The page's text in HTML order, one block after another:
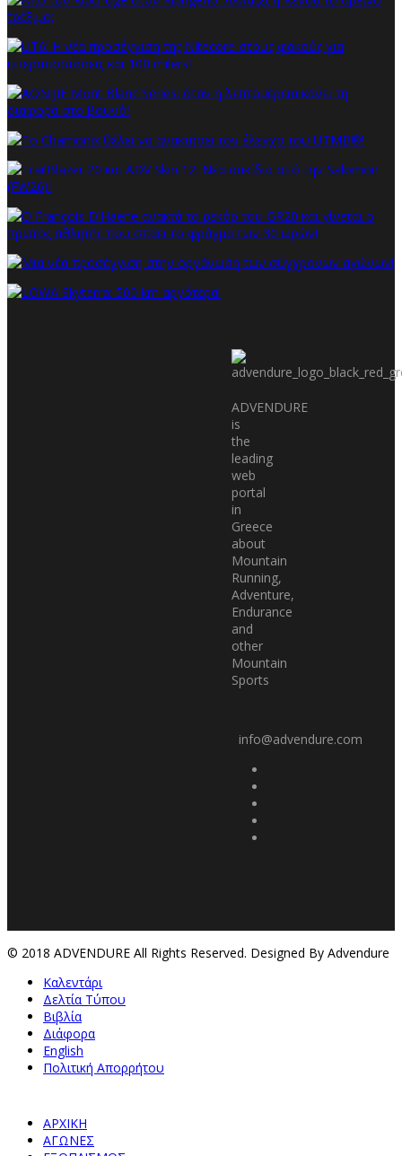
ADVENDURE
is
the
leading
web
portal
in
Greece
about
Mountain
Running,
Adventure,
Endurance
and
other
Mountain
Sports
info@advendure.com
© 2018 ADVENDURE All Rights Reserved. Designed By Advendure
Καλεντάρι
Δελτία Τύπου
Βιβλία
Διάφορα
English
Πολιτική Απορρήτου
ΑΡΧΙΚΗ
ΑΓΩΝΕΣ